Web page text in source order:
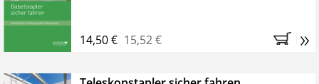
14,50 € 15,52 € »